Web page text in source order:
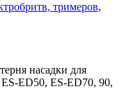
тримеров,
насадки для
ED50, ES-ED70, 90,